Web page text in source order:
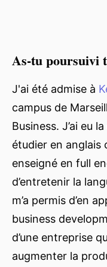
As-tu poursuivi
J'ai été admise à
campus de
Business. J’ai eu
étudier en anglais
enseigné en full
d’entretenir la
m’a permis d’en
business
d’une entreprise
augmenter la